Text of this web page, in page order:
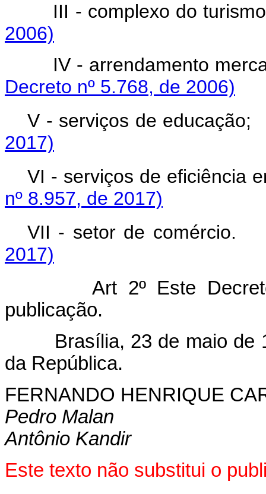
III - complexo do
2006)
IV - arrendamento
Decreto nº 5.768, de 2006)
V - serviços de
2017)
VI - serviços de
nº 8.957, de 2017)
VII - setor de
2017)
Art 2º Este
publicação.
Brasília, 23 de maio de
da República.
FERNANDO HENRIQUE
Pedro Malan
Antônio Kandir
Este texto não substitui o